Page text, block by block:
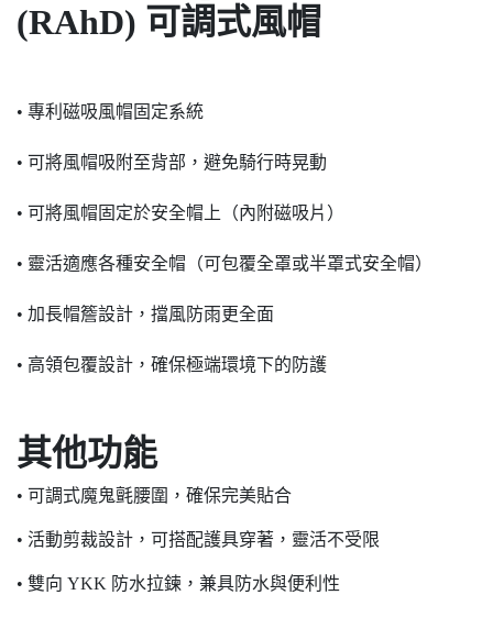
(RAhD) 可調式風帽
• 專利磁吸風帽固定系統
• 可將風帽吸附至背部，避免騎行時晃動
• 可將風帽固定於安全帽上（內附磁吸片）
• 靈活適應各種安全帽（可包覆全罩或半罩式安全帽）
• 加長帽簷設計，擋風防雨更全面
• 高領包覆設計，確保極端環境下的防護
其他功能
• 可調式魔鬼氈腰圍，確保完美貼合
• 活動剪裁設計，可搭配護具穿著，靈活不受限
• 雙向 YKK 防水拉鍊，兼具防水與便利性